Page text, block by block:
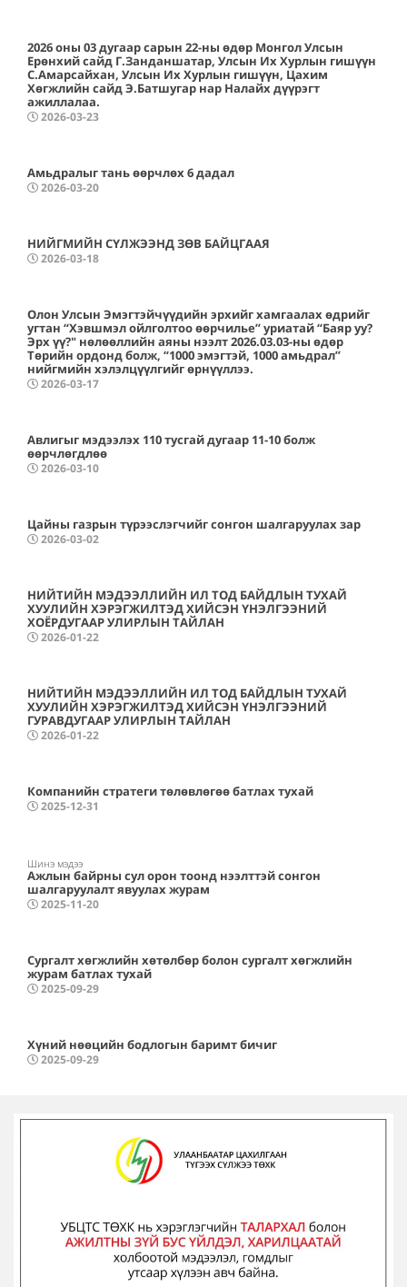
2026 оны 03 дугаар сарын 22-ны өдөр Монгол Улсын
Ерөнхий сайд Г.Занданшатар, Улсын Их Хурлын гишүүн
С.Амарсайхан, Улсын Их Хурлын гишүүн, Цахим
Хөгжлийн сайд Э.Батшугар нар Налайх дүүрэгт
ажиллалаа.
2026-03-23
Амьдралыг тань өөрчлөх 6 дадал
2026-03-20
НИЙГМИЙН СҮЛЖЭЭНД ЗӨВ БАЙЦГААЯ
2026-03-18
Олон Улсын Эмэгтэйчүүдийн эрхийг хамгаалах өдрийг
угтан “Хэвшмэл ойлголтоо өөрчилье” уриатай “Баяр уу?
Эрх үү?" нөлөөллийн аяны нээлт 2026.03.03-ны өдөр
Төрийн ордонд болж, “1000 эмэгтэй, 1000 амьдрал”
нийгмийн хэлэлцүүлгийг өрнүүллээ.
2026-03-17
Авлигыг мэдээлэх 110 тусгай дугаар 11-10 болж
өөрчлөгдлөө
2026-03-10
Цайны газрын түрээслэгчийг сонгон шалгаруулах зар
2026-03-02
НИЙТИЙН МЭДЭЭЛЛИЙН ИЛ ТОД БАЙДЛЫН ТУХАЙ
ХУУЛИЙН ХЭРЭГЖИЛТЭД ХИЙСЭН ҮНЭЛГЭЭНИЙ
ХОЁРДУГААР УЛИРЛЫН ТАЙЛАН
2026-01-22
НИЙТИЙН МЭДЭЭЛЛИЙН ИЛ ТОД БАЙДЛЫН ТУХАЙ
ХУУЛИЙН ХЭРЭГЖИЛТЭД ХИЙСЭН ҮНЭЛГЭЭНИЙ
ГУРАВДУГААР УЛИРЛЫН ТАЙЛАН
2026-01-22
Компанийн стратеги төлөвлөгөө батлах тухай
2025-12-31
Шинэ мэдээ
Ажлын байрны сул орон тоонд нээлттэй сонгон
шалгаруулалт явуулах журам
2025-11-20
Сургалт хөгжлийн хөтөлбөр болон сургалт хөгжлийн
журам батлах тухай
2025-09-29
Хүний нөөцийн бодлогын баримт бичиг
2025-09-29